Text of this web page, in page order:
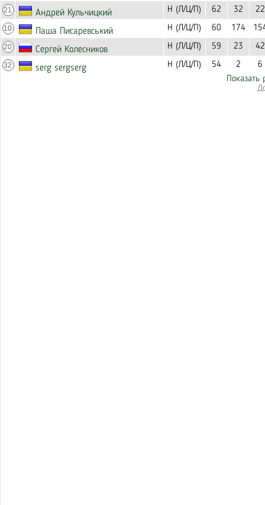
21 Андрей Кульчицкий Н (Л/Ц/П) 62 32 22
10 Паша Писаревський Н (Л/Ц/П) 60 174
20 Сергей Колесников Н (Л/Ц/П) 59 23 42
32 serg sergserg Н (Л/Ц/П) 54 2
6
Показать